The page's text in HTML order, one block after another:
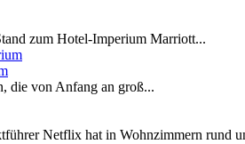
zum Hotel-Imperium Marriott...
die von Anfang an groß...
Netflix hat in Wohnzimmern rund